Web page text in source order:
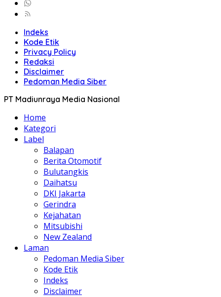
Indeks
Kode Etik
Privacy Policy
Redaksi
Disclaimer
Pedoman Media Siber
PT Madiunraya Media Nasional
Home
Kategori
Label
Balapan
Berita Otomotif
Bulutangkis
Daihatsu
DKI Jakarta
Gerindra
Kejahatan
Mitsubishi
New Zealand
Laman
Pedoman Media Siber
Kode Etik
Indeks
Disclaimer